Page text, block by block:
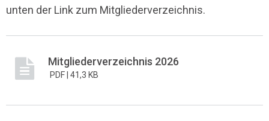
unten der Link zum Mitgliederverzeichnis.
Mitgliederverzeichnis 2026
PDF | 41,3 KB